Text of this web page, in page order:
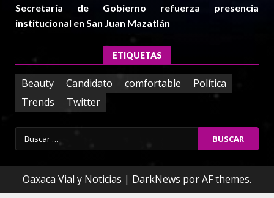
Secretaría de Gobierno refuerza presencia
institucional en San Juan Mazatlán
ETIQUETAS
Beauty Candidato comfortable
Política
Trends
Twitter
Buscar:
Oaxaca Vial y Noticias | DarkNews por AF themes.